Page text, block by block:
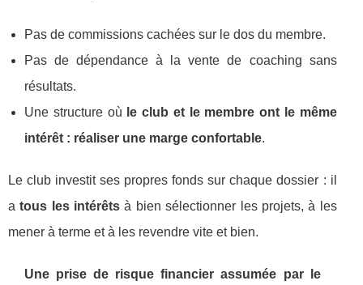
Pas de commissions cachées sur le dos du membre.
Pas de dépendance à la vente de coaching sans
résultats.
Une structure où le club et le membre ont le même
intérêt : réaliser une marge confortable.
Le club investit ses propres fonds sur chaque dossier : il
atous les intérêts à bien sélectionner les projets, à les
mener à terme et à les revendre vite et bien.
Une prise de risque financier assumée par le